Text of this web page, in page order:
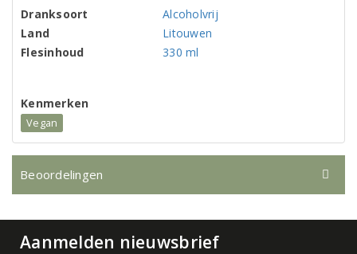
Dranksoort
Alcoholvrij
Land
Litouwen
Flesinhoud
330 ml
Kenmerken
Vegan
Beoordelingen
Aanmelden nieuwsbrief